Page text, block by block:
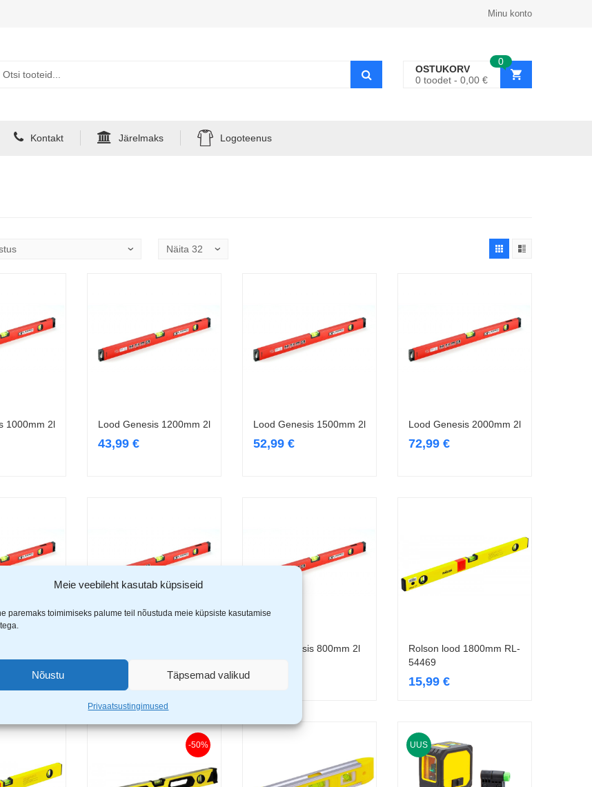
Meie veebileht kasutab küpsiseid
paremaks toimimiseks palume teil nõustuda meie küpsiste kasutamise
Nõustu Täpsemad valikud
Privaatsustingimused
Minu konto
0
OSTUKORV
0 toodet 0,00 €
Kontakt Järelmaks Logoteenus
korvi
1000mm 2l Lisa korvi
Lood Genesis 1200mm 2l
43,99 €
Lisa korvi
Lood Genesis 1500mm 2l
52,99 €
Lisa korvi
Lood Genesis 2000mm 2l
72,99 €
400mm 2l Lisa korvi
Lood Genesis 800mm 2l Loe edasi
Rolson lood 1800mm RL-
54469
15,99 €
-50% UUS